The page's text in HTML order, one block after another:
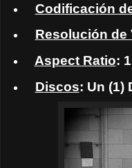
Codificación
Resolución de
Aspect Ratio:
Discos: Un (1)